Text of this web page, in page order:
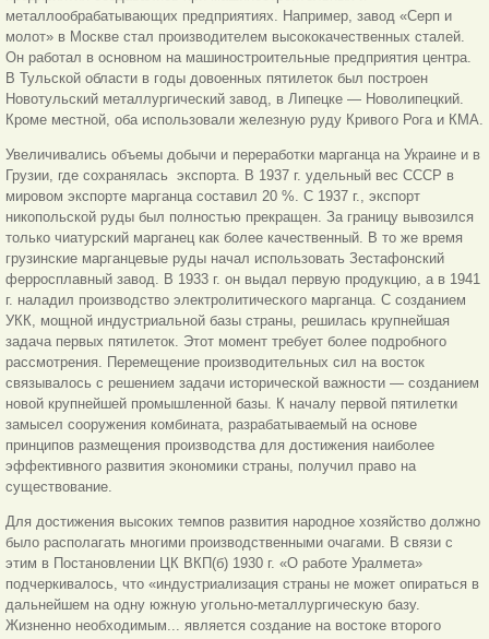
металлообрабатывающих предприятиях. Например, завод «Серп и
молот» в Москве стал производителем высококачественных сталей.
Он работал в основном на машиностроительные предприятия центра.
В Тульской области в годы довоенных пятилеток был построен
Новотульский металлургический завод, в Липецке — Новолипецкий.
Кроме местной, оба использовали железную руду Кривого Рога и КМА.
Увеличивались объемы добычи и переработки марганца на Украине и в
Грузии, где сохранялась экспорта. В 1937 г. удельный вес СССР в
мировом экспорте марганца составил 20 %. С 1937 г., экспорт
никопольской руды был полностью прекращен. За границу вывозился
только чиатурский марганец как более качественный. В то же время
грузинские марганцевые руды начал использовать Зестафонский
ферросплавный завод. В 1933 г. он выдал первую продукцию, а в 1941
г. наладил производство электролитического марганца. С созданием
УКК, мощной индустриальной базы страны, решилась крупнейшая
задача первых пятилеток. Этот момент требует более подробного
рассмотрения. Перемещение производительных сил на восток
связывалось с решением задачи исторической важности — созданием
новой крупнейшей промышленной базы. К началу первой пятилетки
замысел сооружения комбината, разрабатываемый на основе
принципов размещения производства для достижения наиболее
эффективного развития экономики страны, получил право на
существование.
Для достижения высоких темпов развития народное хозяйство должно
было располагать многими производственными очагами. В связи с
этим в Постановлении ЦК ВКП(б) 1930 г. «О работе Уралмета»
подчеркивалось, что «индустриализация страны не может опираться в
дальнейшем на одну южную угольно-металлургическую базу.
Жизненно необходимым... является создание на востоке второго